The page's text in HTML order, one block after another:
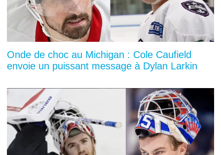
Onde de choc au Michigan : Cole Caufield
envoie un puissant message à Dylan Larkin